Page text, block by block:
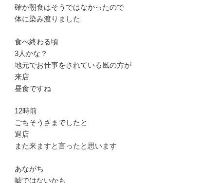
確か朝食はそうではなかったので
体に染み渡りました
食べ終わる頃
3人かな？
地元でお仕事をされている風の方が
来店
昼食ですね
12時前
ごちそうさまでしたと
退店
また来ますと言ったと思います
あながち
嘘ではないかも